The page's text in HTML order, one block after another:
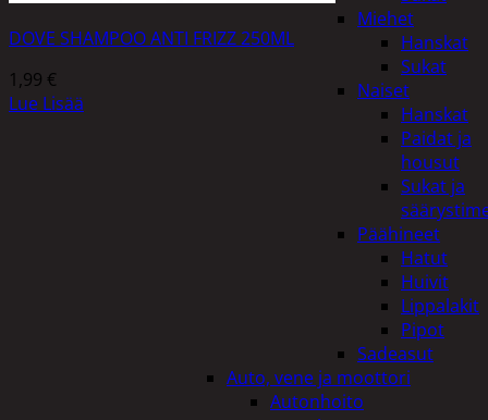
Miehet
Hanskat
Sukat
Naiset
Hanskat
Paidat ja
housut
Sukat ja
Päähineet
Hatut
Huivit
Lippalakit
Pipot
Sadeasut
Auto, vene ja moottori
Autonhoito
DOVE SHAMPOO ANTI FRIZZ 250ML
1,99 €
Lue Lisää